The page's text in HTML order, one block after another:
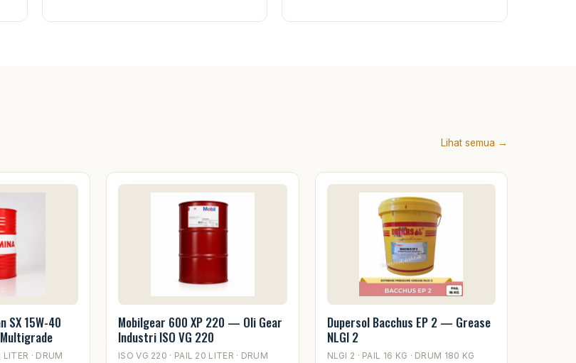
Lihat semua →
SX 15W-40
· DRUM
Mobilgear 600 XP 220 — Oli Gear
Industri ISO VG 220
ISO VG 220 · PAIL 20 LITER · DRUM
Dupersol Bacchus EP 2 — Grease
NLGI 2
NLGI 2 · PAIL 16 KG · DRUM 180 KG